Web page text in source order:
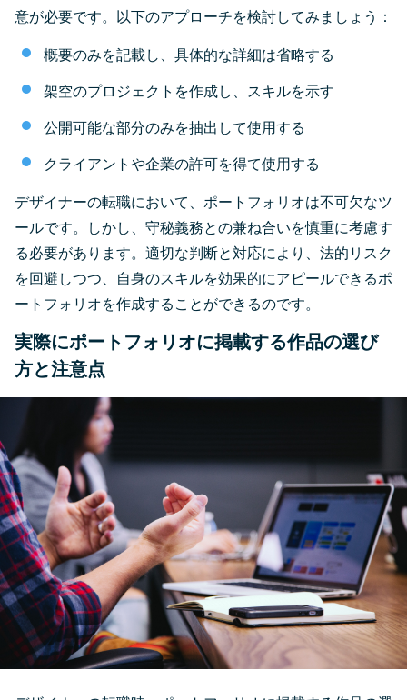
意が必要です。以下のアプローチを検討してみましょう：
概要のみを記載し、具体的な詳細は省略する
架空のプロジェクトを作成し、スキルを示す
公開可能な部分のみを抽出して使用する
クライアントや企業の許可を得て使用する
デザイナーの転職において、ポートフォリオは不可欠なツ
ールです。しかし、守秘義務との兼ね合いを慎重に考慮す
る必要があります。適切な判断と対応により、法的リスク
を回避しつつ、自身のスキルを効果的にアピールできるポ
ートフォリオを作成することができるのです。
実際にポートフォリオに掲載する作品の選び
方と注意点